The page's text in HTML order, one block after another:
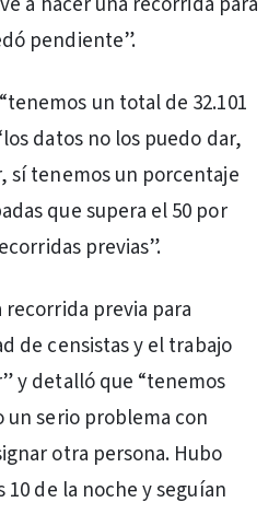
pendiente”.
un total de 32.101
datos no los puedo dar,
sí tenemos un porcentaje
que supera el 50 por
previas”.
previa para
de censistas y el trabajo
y detalló que “tenemos
un serio problema con
otra persona. Hubo
10 de la noche y seguían